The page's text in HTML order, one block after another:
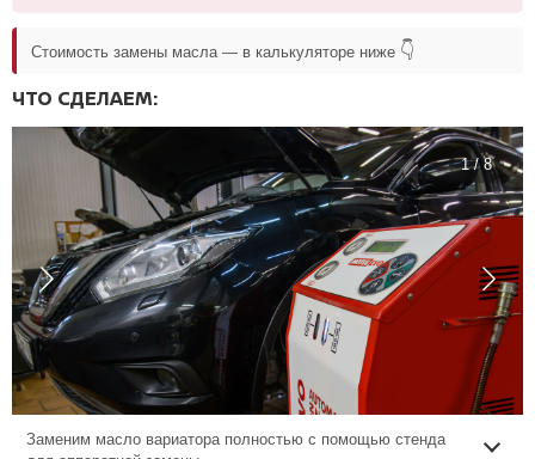
Стоимость замены масла — в калькуляторе ниже 👇
ЧТО СДЕЛАЕМ:
1 / 8
Заменим масло вариатора полностью с помощью стенда